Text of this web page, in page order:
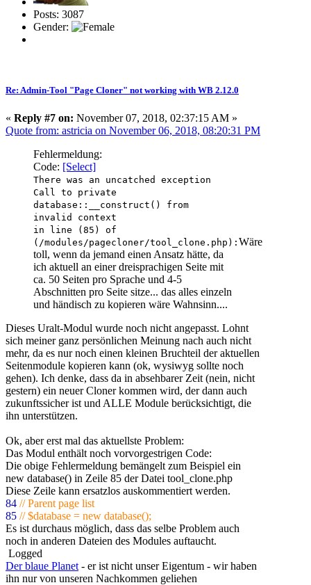
Posts: 3087
Gender:
Re: Admin-Tool "Page Cloner" not working with WB 2.12.0
« Reply #7 on: November 07, 2018, 02:37:15 AM »
Quote from: astricia on November 06, 2018, 08:20:31 PM
Fehlermeldung:
Code: [Select]
There was an uncatched exception
Call to private
database::__construct() from
invalid context
in line (85) of
(/modules/pagecloner/tool_clone.php): Wäre
toll, wenn da jemand einen Ansatz hätte, da
ich aktuell an einer dreisprachigen Seite mit
ca. 50 Seiten pro Sprache und 4-5
Abschnitten pro Seite sitze... das alles einzeln
und händisch zu kopieren wäre Wahnsinn....
Dieses Uralt-Modul wurde noch nicht angepasst. Lohnt
sich meiner ganz persönlichen Meinung nach auch nicht
mehr, da es nur noch einen kleinen Bruchteil der aktuellen
Seitenmodule kopieren kann (ok, wysiwyg sollte noch
gehen). Ich denke, dass da in absehbarer Zeit (nein, nicht
gestern) ein neuer Cloner kommen wird, der dann auch
zukunftssicher ist und ALLE Module berücksichtigt, die
ihn unterstützen.
Ok, aber erst mal das aktuellste Problem:
Das Modul enthält noch vorvorgestrigen Code:
Die obige Fehlermeldung bemängelt zum Beispiel ein
new database() in Zeile 85 der Datei tool_clone.php
Diese Zeile kann ersatzlos auskommentiert werden.
84 // Parent page list
85 // $database = new database();
Es ist durchaus möglich, dass das selbe Problem auch
noch in anderen Dateien des Modules auftaucht.
Logged
Der blaue Planet - er ist nicht unser Eigentum - wir haben
ihn nur von unseren Nachkommen geliehen